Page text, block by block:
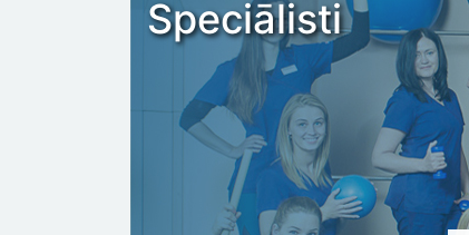
Speciālisti